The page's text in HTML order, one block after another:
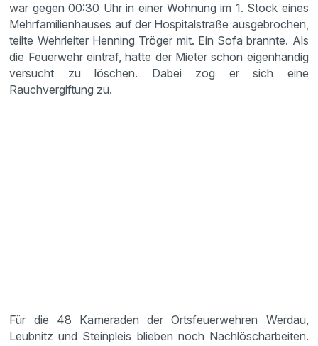
war gegen 00:30 Uhr in einer Wohnung im 1. Stock eines
Mehrfamilienhauses auf der Hospitalstraße ausgebrochen,
teilte Wehrleiter Henning Tröger mit. Ein Sofa brannte. Als
die Feuerwehr eintraf, hatte der Mieter schon eigenhändig
versucht zu löschen. Dabei zog er sich eine
Rauchvergiftung zu.
Für die 48 Kameraden der Ortsfeuerwehren Werdau,
Leubnitz und Steinpleis blieben noch Nachlöscharbeiten.